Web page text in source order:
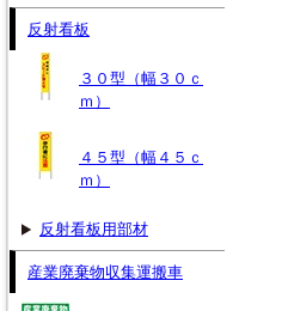
反射看板
３０型（幅３０ｃ
ｍ）
４５型（幅４５ｃ
ｍ）
反射看板用部材
産業廃棄物収集運搬車